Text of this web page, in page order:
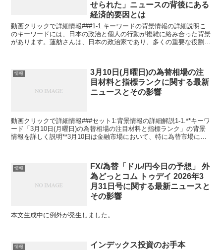
せられた」ニュースの背後にある
経済的要因とは
動画クリックで詳細情報###1-1.キーワードの背景情報の詳細説明こ
のキーワードには、日本の政治と個人の行動が複雑に絡み合った背景
があります。蓮舫さんは、日本の政治家であり、多くの重要な役割を
情報
3月10日(月曜日)の為替相場の注
目材料と指標ランクに関する最新
ニュースとその影響
動画クリックで詳細情報###セット1:背景情報の詳細解説1-1.**キーワ
ード「3月10日(月曜日)の為替相場の注目材料と指標ランク」の背景
情報を詳しく説明**3月10日は金融市場において、特に為替市場に影
情報
FX/為替「ドル/円今日の予想」 外
為どっとコム トゥデイ 2026年3
月31日号に関する最新ニュースと
その影響
本文生成中に例外が発生しました。
情報
インデックス投資のお手本